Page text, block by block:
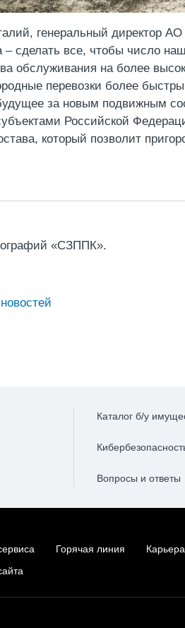
генеральный директор
сделать все, чтобы число
обслуживания на более
перевозки более
за новым подвижным
Российской
который позволит
«СЗППК».
Каталог б/у
Вопросы и ответы
Горячая линия
Карьера